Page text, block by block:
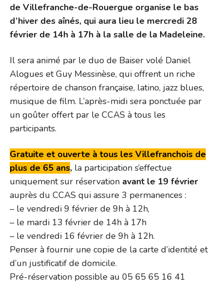
de Villefranche-de-Rouergue organise le bas
d’hiver des aînés, qui aura lieu le mercredi 28
février de 14h à 17h à la salle de la Madeleine.
Il sera animé par le duo de Baiser volé Daniel
Alogues et Guy Messinèse, qui offrent un riche
répertoire de chanson française, latino, jazz blues,
musique de film. L’après-midi sera ponctuée par
un goûter offert par le CCAS à tous les
participants.
Gratuite et ouverte à tous les Villefranchois de
plus de 65 ans, la participation s’effectue
uniquement sur réservation avant le 19 février
auprès du CCAS qui assure 3 permanences :
– le vendredi 9 février de 9h à 12h,
– le mardi 13 février de 14h à 17h
– le vendredi 16 février de 9h à 12h.
Penser à fournir une copie de la carte d’identité et
d’un justificatif de domicile.
Pré-réservation possible au 05 65 65 16 41